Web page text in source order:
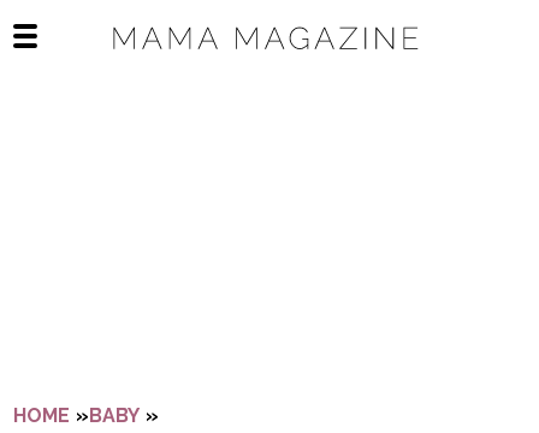
Open het mobiele menu
HOME »BABY »